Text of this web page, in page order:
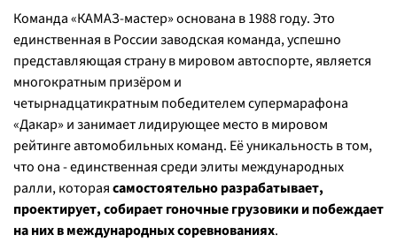
Команда «КАМАЗ-мастер» основана в 1988 году. Это
единственная в России заводская команда, успешно
представляющая страну в мировом автоспорте, является
многократным призёром и
четырнадцатикратным победителем супермарафона
«Дакар» и занимает лидирующее место в мировом
рейтинге автомобильных команд. Её уникальность в том,
что она - единственная среди элиты международных
ралли, котораясамостоятельно разрабатывает,
проектирует, собирает гоночные грузовики и побеждает
на них в международных соревнованиях.